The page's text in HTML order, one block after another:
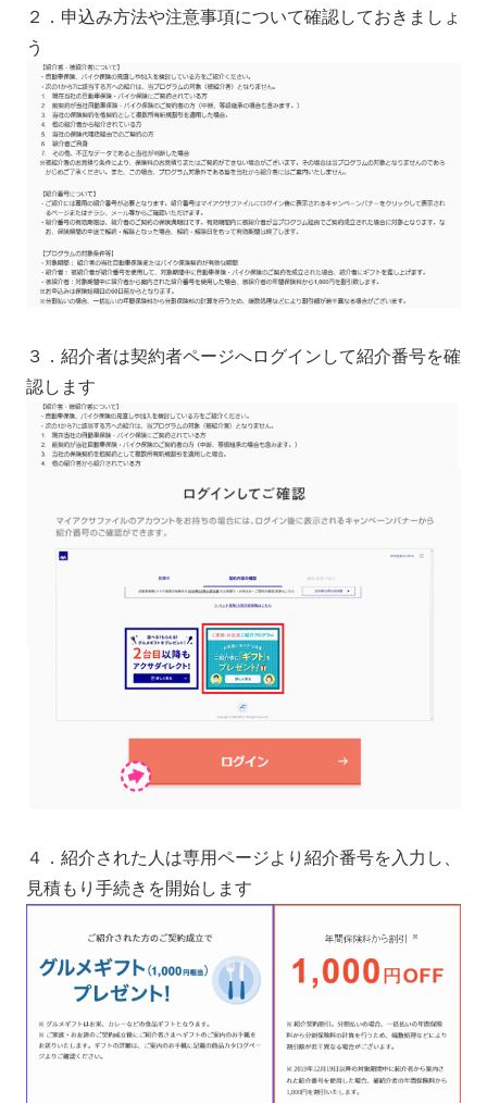
２．申込み方法や注意事項について確認しておきましょ
う
３．紹介者は契約者ページへログインして紹介番号を確
認します
４．紹介された人は専用ページより紹介番号を入力し、
見積もり手続きを開始します